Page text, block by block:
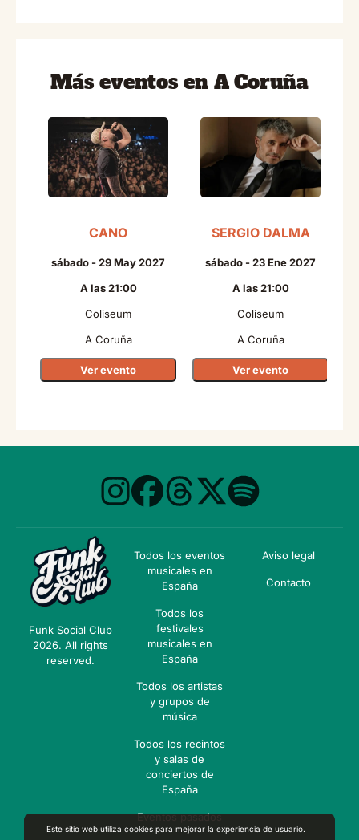
Más eventos en A Coruña
CANO
sábado - 29 May 2027
A las 21:00
Coliseum
A Coruña
Ver evento
SERGIO DALMA
sábado - 23 Ene 2027
A las 21:00
Coliseum
A Coruña
Ver evento
Este sitio web utiliza cookies para mejorar la experiencia de usuario.
Funk Social Club
2026. All rights
reserved.
Todos los eventos
musicales en
España
Todos los
festivales
musicales en
España
Todos los artistas
y grupos de
música
Todos los recintos
y salas de
conciertos de
España
Eventos pasados
Aviso legal
Contacto